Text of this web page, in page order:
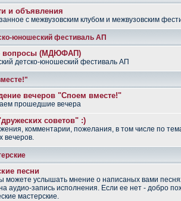
и объявления
с межвузовским клубом и межвузовским
юношеский фестиваль АП
вопросы (МДЮФАП)
детско-юношеский фестиваль АП
вечеров "Споем вместе!"
прошедшие вечера
советов" :)
комментарии, пожелания, в том числе по
вечеров.
песни
можете услышать мнение о написаных вами
аудио-запись исполнения. Если ее нет - добро
мастерские.